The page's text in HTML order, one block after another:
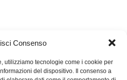
Consenso
utilizziamo tecnologie come i cookie per
del dispositivo. Il consenso a